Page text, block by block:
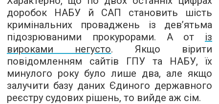
доробок НАБУ й САП становить шість
кримінальних проваджень із дев’ятьма
підозрюваними прокурорами. А от із
вироками негусто. Якщо вірити
повідомленням сайтів ГПУ та НАБУ, їх
минулого року було лише два, але якщо
залучити базу даних Єдиного державного
реєстру судових рішень, то вийде аж сім.